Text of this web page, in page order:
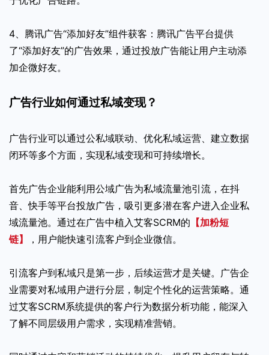
4、腾讯广告“添加好友”组件获客：腾讯广告平台提供
了“添加好友”的广告效果，通过投放广告能让用户主动添
加企微好友。
广告行业如何通过私域变现？
广告行业可以通过公私域联动、优化私域运营、建立数据
闭环等多个方面，实现私域变现和可持续增长。
首先广告企业能利用公域广告为私域流量池引流，在抖
音、快手等平台投放广告，吸引更多潜在客户进入企业私
域流量池。通过在广告中植入艾客SCRM的 【加粉短
链】
，用户能快速引流客户到企业微信。
引流客户到私域只是第一步，后续运营才是关键。广告企
业需要对私域用户进行分层，制定个性化的运营策略。通
过艾客SCRM系统提供的客户行为数据分析功能，能深入
了解不同层级用户需求，实现精准营销。